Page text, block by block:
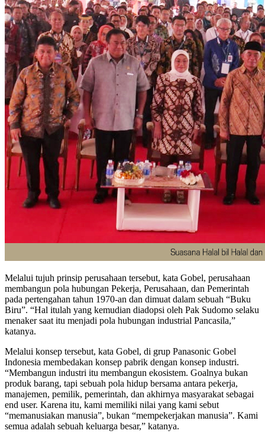
Melalui tujuh prinsip perusahaan tersebut, kata Gobel, perusahaan
membangun pola hubungan Pekerja, Perusahaan, dan Pemerintah
pada pertengahan tahun 1970-an dan dimuat dalam sebuah “Buku
Biru”. “Hal itulah yang kemudian diadopsi oleh Pak Sudomo selaku
menaker saat itu menjadi pola hubungan industrial Pancasila,”
katanya.
Melalui konsep tersebut, kata Gobel, di grup Panasonic Gobel
Indonesia membedakan konsep pabrik dengan konsep industri.
“Membangun industri itu membangun ekosistem. Goalnya bukan
produk barang, tapi sebuah pola hidup bersama antara pekerja,
manajemen, pemilik, pemerintah, dan akhirnya masyarakat sebagai
end user. Karena itu, kami memiliki nilai yang kami sebut
“memanusiakan manusia”, bukan “mempekerjakan manusia”. Kami
semua adalah sebuah keluarga besar,” katanya.